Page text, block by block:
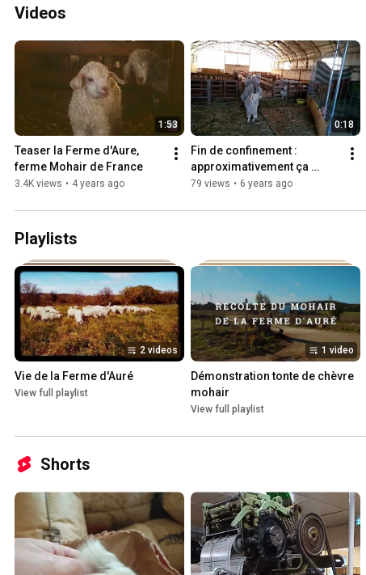
Videos
1:53
Teaser la Ferme d'Aure,
ferme Mohair de France
3.4K views • 4 years ago
0:18
Fin de confinement :
approximativement ça
devrait donner ça 😂
79 views • 6 years ago
Playlists
2 videos
Vie de la Ferme d'Auré
View full playlist
1 video
Démonstration tonte de chèvre
mohair
View full playlist
Shorts